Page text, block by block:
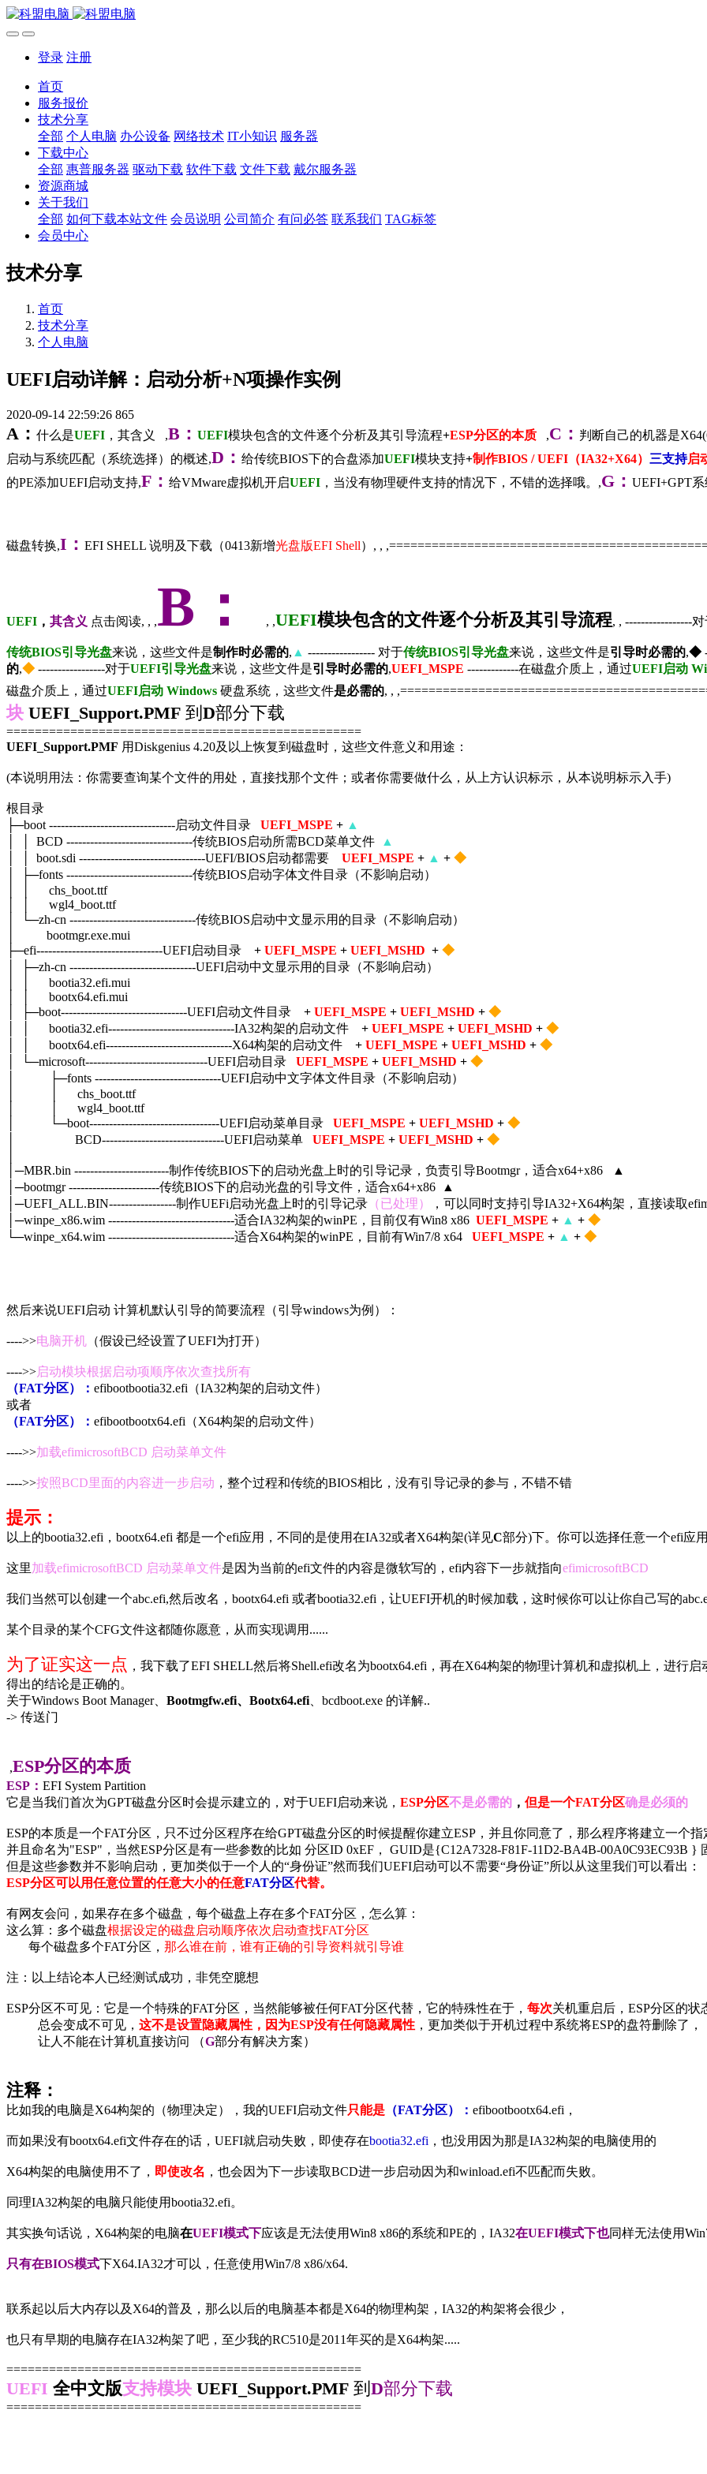
登录 注册
首页
服务报价
技术分享
全部 个人电脑 办公设备 网络技术 IT小知识 服务器
下载中心
全部 惠普服务器 驱动下载 软件下载 文件下载 戴尔服务器
资源商城
关于我们
全部 如何下载本站文件 会员说明 公司简介 有问必答 联系我们 TAG标签
会员中心
技术分享
首页
技术分享
个人电脑
UEFI启动详解：启动分析+N项操作实例
2020-09-14 22:59:26 865
A ： 什么是UEFI ，其含义 ,B ： UEFI模块包含的文件逐个分析及其引导流程+ESP分区的本质 ,C ： 判断自己的机器是
启动与系统匹配（系统选择）的概述,D ： 给传统BIOS下的合盘添加UEFI模块支持+制作BIOS / UEFI（IA32+X64） 三支持启
的PE添加UEFI启动支持,F ： 给VMware虚拟机开启UEFI ，当没有物理硬件支持的情况下，不错的选择哦。,G ： UEFI+GPT
磁盘转换,I ： EFI SHELL 说明及下载（0413新增光盘版EFI Shell）, ,
UEFI ， 其含义 点击阅读, , ,B ： , ,UEFI模块包含的文件逐个分析及其引导流程, , -----------------
传统BIOS引导光盘来说，这些文件是制作时必需的, ▲ ----------------- 对于传统BIOS引导光盘来说，这些文件是引导时必需的,◆
的,◆ -----------------对于UEFI引导光盘来说，这些文件是引导时必需的,UEFI_MSPE -------------在磁盘介质上，通过UEFI启动
磁盘介质上，通过UEFI启动 Windows 硬盘系统，这些文件是必需的, ,
块 UEFI_Support.PMF 到 D部分下载
==================================================
UEFI_Support.PMF 用Diskgenius 4.20及以上恢复到磁盘时，这些文件意义和用途：
(本说明用法：你需要查询某个文件的用处，直接找那个文件；或者你需要做什么，从上方认识标示，从本说明标示入手)
根目录
├─boot --------------------------------启动文件目录 UEFI_MSPE + ▲
│ │ BCD --------------------------------传统BIOS启动所需BCD菜单文件
▲
│ │ boot.sdi --------------------------------UEFI/BIOS启动都需要 UEFI_MSPE + ▲ + ◆
│ ├─fonts --------------------------------传统BIOS启动字体文件目录（不影响启动）
│ │ chs_boot.ttf
│ │ wgl4_boot.ttf
│ └─zh-cn --------------------------------传统BIOS启动中文显示用的目录（不影响启动）
│ bootmgr.exe.mui
├─efi--------------------------------UEFI启动目录
+ UEFI_MSPE + UEFI_MSHD + ◆
│ ├─zh-cn --------------------------------UEFI启动中文显示用的目录（不影响启动）
│ │ bootia32.efi.mui
│ │ bootx64.efi.mui
│ ├─boot--------------------------------UEFI启动文件目录
+ UEFI_MSPE + UEFI_MSHD + ◆
│ │ bootia32.efi--------------------------------IA32构架的启动文件
+ UEFI_MSPE + UEFI_MSHD + ◆
│ │ bootx64.efi--------------------------------X64构架的启动文件
+ UEFI_MSPE + UEFI_MSHD + ◆
│ └─microsoft-------------------------------UEFI启动目录 UEFI_MSPE + UEFI_MSHD + ◆
│ ├─fonts --------------------------------UEFI启动中文字体文件目录（不影响启动）
│ │ chs_boot.ttf
│ │ wgl4_boot.ttf
│ └─boot---------------------------------UEFI启动菜单目录
UEFI_MSPE + UEFI_MSHD + ◆
│ BCD-------------------------------UEFI启动菜单 UEFI_MSPE + UEFI_MSHD + ◆
│─MBR.bin ------------------------制作传统BIOS下的启动光盘上时的引导记录，负责引导Bootmgr，适合x64+x86
▲
│─bootmgr -----------------------传统BIOS下的启动光盘的引导文件，适合x64+x86
▲
│─UEFI_ALL.BIN-----------------制作UEFi启动光盘上时的引导记录 （已处理） ，可以同时支持引导IA32+X64构架，直接读取
│─winpe_x86.wim --------------------------------适合IA32构架的winPE，目前仅有Win8 x86 UEFI_MSPE + ▲ + ◆
└─winpe_x64.wim --------------------------------适合X64构架的winPE，目前有Win7/8 x64 UEFI_MSPE + ▲ + ◆
然后来说UEFI启动 计算机默认引导的简要流程（引导windows为例）：
---->>电脑开机 （假设已经设置了UEFI为打开）
---->>启动模块根据启动项顺序依次查找所有
（FAT分区）： efibootbootia32.efi（IA32构架的启动文件）
或者
（FAT分区）： efibootbootx64.efi（X64构架的启动文件）
---->>加载efimicrosoftBCD 启动菜单文件
---->>按照BCD里面的内容进一步启动 ，整个过程和传统的BIOS相比，没有引导记录的参与，不错不错
提示：
以上的bootia32.efi，bootx64.efi 都是一个efi应用，不同的是使用在IA32或者X64构架(详见C部分)下。你可以选择任意一个efi应
这里加载efimicrosoftBCD 启动菜单文件是因为当前的efi文件的内容是微软写的，efi内容下一步就指向efimicrosoftBCD
我们当然可以创建一个abc.efi,然后改名，bootx64.efi 或者bootia32.efi，让UEFI开机的时候加载，这时候你可以让你自己写的
某个目录的某个CFG文件这都随你愿意，从而实现调用......
为了证实这一点 ，我下载了EFI SHELL然后将Shell.efi改名为bootx64.efi，再在X64构架的物理计算机和虚拟机上，进行启
得出的结论是正确的。
关于Windows Boot Manager、 Bootmgfw.efi、 Bootx64.efi 、bcdboot.exe 的详解..
-> 传送门
,ESP分区的本质
ESP ： EFI System Partition
它是当我们首次为GPT磁盘分区时会提示建立的，对于UEFI启动来说， ESP分区不是必需的 ， 但是一个FAT分区确是必须的
ESP的本质是一个FAT分区，只不过分区程序在给GPT磁盘分区的时候提醒你建立ESP，并且你同意了，那么程序将建立一个指
并且命名为"ESP"，当然ESP分区是有一些参数的比如 分区ID 0xEF， GUID是{C12A7328-F81F-11D2-BA4B-00A0C93EC93B }
但是这些参数并不影响启动，更加类似于一个人的“身份证”然而我们UEFI启动可以不需要“身份证”所以从这里我们可以看出：
ESP分区可以用任意位置的任意大小的任意FAT分区代替。
有网友会问，如果存在多个磁盘，每个磁盘上存在多个FAT分区，怎么算：
这么算：多个磁盘根据设定的磁盘启动顺序依次启动查找FAT分区
每个磁盘多个FAT分区， 那么谁在前，谁有正确的引导资料就引导谁
注：以上结论本人已经测试成功，非凭空臆想
ESP分区不可见：它是一个特殊的FAT分区，当然能够被任何FAT分区代替，它的特殊性在于， 每次关机重启后，ESP分区的状
总会变成不可见， 这不是设置隐藏属性，因为ESP没有任何隐藏属性 ，更加类似于开机过程中系统将ESP的盘符删除了，
让人不能在计算机直接访问 （G部分有解决方案）
注释：
比如我的电脑是X64构架的（物理决定），我的UEFI启动文件只能是 （FAT分区）： efibootbootx64.efi，
而如果没有bootx64.efi文件存在的话，UEFI就启动失败，即使存在bootia32.efi ，也没用因为那是IA32构架的电脑使用的
X64构架的电脑使用不了， 即使改名 ，也会因为下一步读取BCD进一步启动因为和winload.efi不匹配而失败。
同理IA32构架的电脑只能使用bootia32.efi。
其实换句话说，X64构架的电脑在UEFI模式下应该是无法使用Win8 x86的系统和PE的，IA32在UEFI模式下也同样无法使用
只有在BIOS模式下X64.IA32才可以，任意使用Win7/8 x86/x64.
联系起以后大内存以及X64的普及，那么以后的电脑基本都是X64的物理构架，IA32的构架将会很少，
也只有早期的电脑存在IA32构架了吧，至少我的RC510是2011年买的是X64构架.....
==================================================
UEFI 全中文版支持模块 UEFI_Support.PMF 到 D部分下载
==================================================